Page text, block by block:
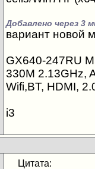
Добавлено через 3
вариант новой
GX640-247RU
330M 2.13GHz,
Wifi,BT, HDMI,
i3
Цитата: